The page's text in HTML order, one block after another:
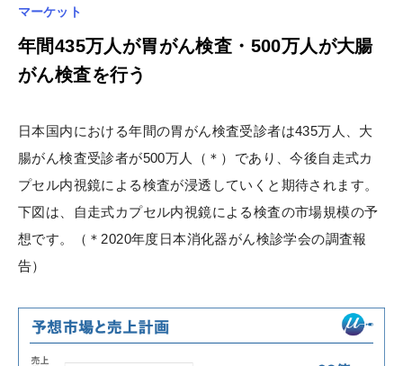
マーケット
年間435万人が胃がん検査・500万人が大腸
がん検査を行う
日本国内における年間の胃がん検査受診者は435万人、大
腸がん検査受診者が500万人（＊）であり、今後自走式カ
プセル内視鏡による検査が浸透していくと期待されます。
下図は、自走式カプセル内視鏡による検査の市場規模の予
想です。（＊2020年度日本消化器がん検診学会の調査報
告）